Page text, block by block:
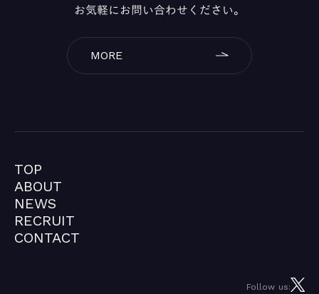
お気軽にお問い合わせください。
MORE
TOP
TOP
ABOUT
ABOUT
NEWS
NEWS
RECRUIT
RECRUIT
CONTACT
Follow us: